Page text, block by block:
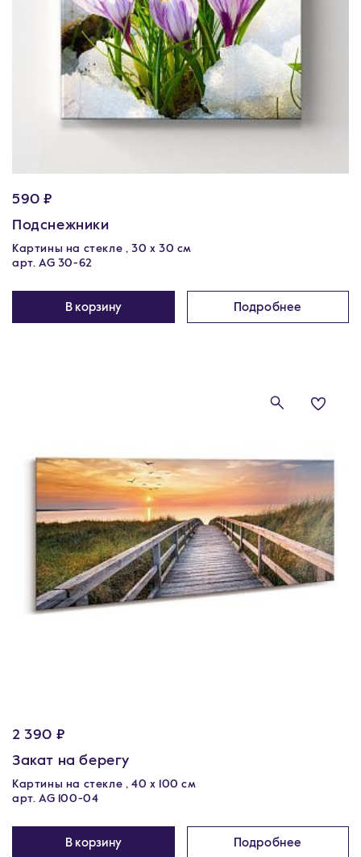
590 ₽
Подснежники
Картины на стекле , 30 x 30 см
арт. AG 30-62
В корзину Подробнее
2 390 ₽
Закат на берегу
Картины на стекле , 40 x 100 см
арт. AG 100-04
В корзину Подробнее